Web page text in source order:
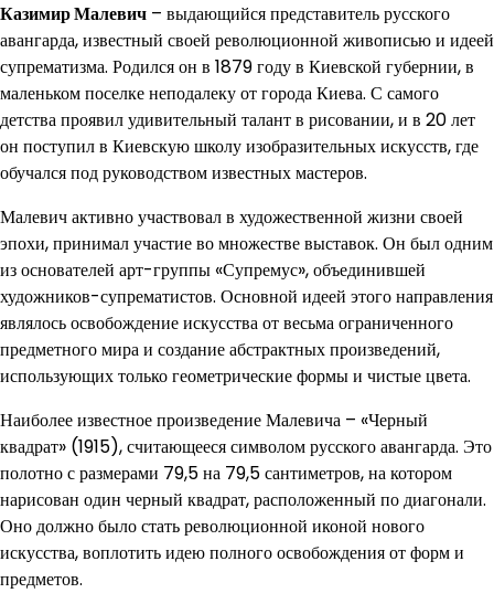
Казимир Малевич – выдающийся представитель русского
авангарда, известный своей революционной живописью и идеей
супрематизма. Родился он в 1879 году в Киевской губернии, в
маленьком поселке неподалеку от города Киева. С самого
детства проявил удивительный талант в рисовании, и в 20 лет
он поступил в Киевскую школу изобразительных искусств, где
обучался под руководством известных мастеров.
Малевич активно участвовал в художественной жизни своей
эпохи, принимал участие во множестве выставок. Он был одним
из основателей арт-группы «Супремус», объединившей
художников-супрематистов. Основной идеей этого направления
являлось освобождение искусства от весьма ограниченного
предметного мира и создание абстрактных произведений,
использующих только геометрические формы и чистые цвета.
Наиболее известное произведение Малевича – «Черный
квадрат» (1915), считающееся символом русского авангарда. Это
полотно с размерами 79,5 на 79,5 сантиметров, на котором
нарисован один черный квадрат, расположенный по диагонали.
Оно должно было стать революционной иконой нового
искусства, воплотить идею полного освобождения от форм и
предметов.